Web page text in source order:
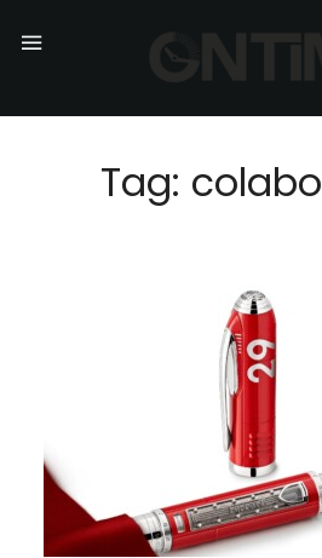
Tag: